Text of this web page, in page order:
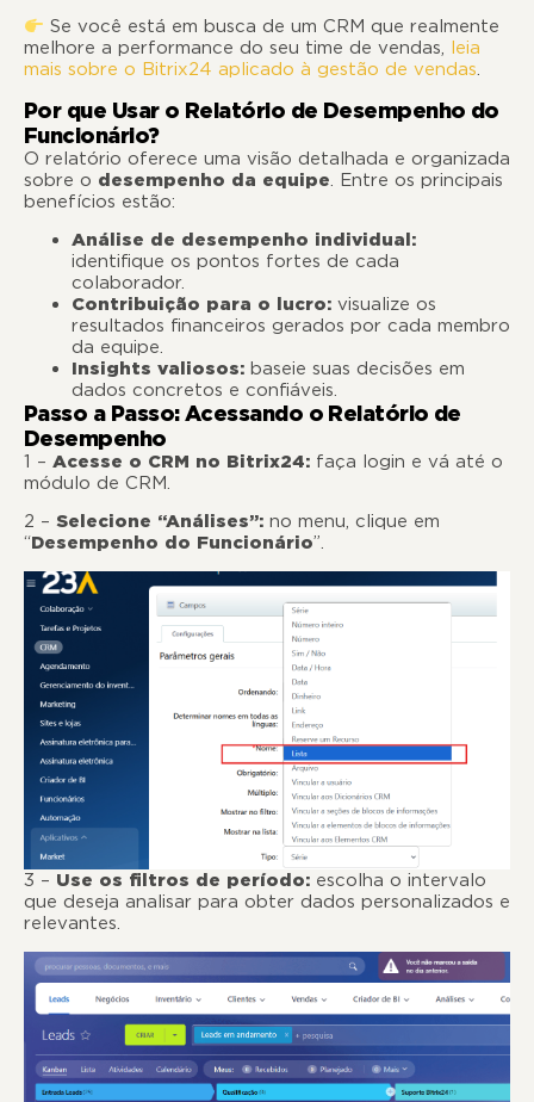
Se você está em busca de um CRM que realmente
melhore a performance do seu time de vendas, leia
mais sobre o Bitrix24 aplicado à gestão de vendas.
Por que Usar o Relatório de Desempenho do
Funcionário?
O relatório oferece uma visão detalhada e organizada
sobre o desempenho da equipe . Entre os principais
benefícios estão:
Análise de desempenho individual:
identifique os pontos fortes de cada
colaborador.
Contribuição para o lucro: visualize os
resultados financeiros gerados por cada membro
da equipe.
Insights valiosos: baseie suas decisões em
dados concretos e confiáveis.
Passo a Passo: Acessando o Relatório de
Desempenho
1 – Acesse o CRM no Bitrix24: faça login e vá até o
módulo de CRM.
2 – Selecione “Análises”: no menu, clique em
“Desempenho do Funcionário”.
3 – Use os filtros de período: escolha o intervalo
que deseja analisar para obter dados personalizados e
relevantes.